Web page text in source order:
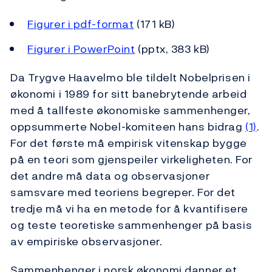
Figurer i pdf-format (171 kB)
Figurer i PowerPoint (pptx, 383 kB)
Da Trygve Haavelmo ble tildelt Nobelprisen i
økonomi i 1989 for sitt banebrytende arbeid
med å tallfeste økonomiske sammenhenger,
oppsummerte Nobel-komiteen hans bidrag (1).
For det første må empirisk vitenskap bygge
på en teori som gjenspeiler virkeligheten. For
det andre må data og observasjoner
samsvare med teoriens begreper. For det
tredje må vi ha en metode for å kvantifisere
og teste teoretiske sammenhenger på basis
av empiriske observasjoner.